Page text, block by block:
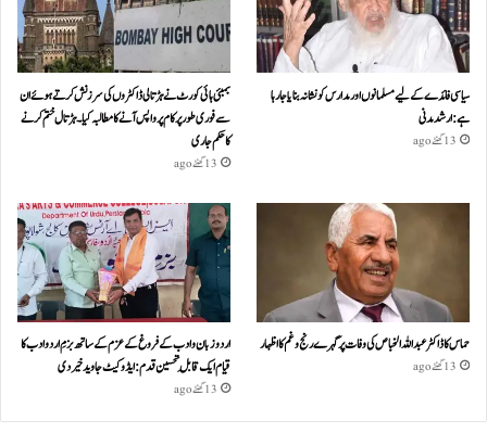
سیاسی فائدے کے لیے مسلمانوں اور مدارس کو نشانہ بنایا جا رہا
ہے: ارشد مدنی
13 گھنٹے ago
بمبئی ہائی کورٹ نے ہڑتالی ڈاکٹروں کی سرزنش کرتے ہوئے ان
سے فوری طور پر کام پر واپس آنے کا مطالبہ کیا۔ہڑتال ختم کرنے
کا حکم جاری
13 گھنٹے ago
حماس کا ڈاکٹر عبداللہ الخباص کی وفات پر گہرے رنج وغم کااظہار
13 گھنٹے ago
اردو زبان و ادب کے فروغ کے عزم کے ساتھ بزمِ اردو ادب کا
قیام ایک قابلِ تحسین قدم : ایڈوکیٹ جاوید خیردی
13 گھنٹے ago